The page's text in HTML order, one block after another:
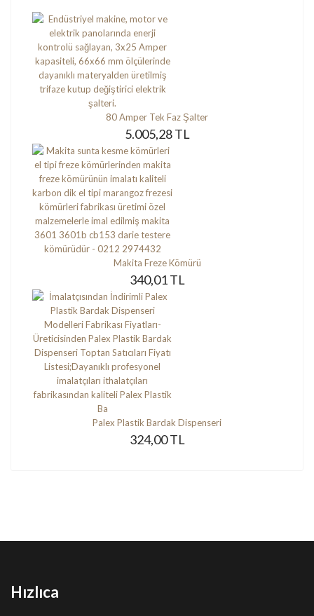
80 Amper Tek Faz Şalter
5.005,28 TL
Makita Freze Kömürü
340,01 TL
Palex Plastik Bardak Dispenseri
324,00 TL
Hızlıca